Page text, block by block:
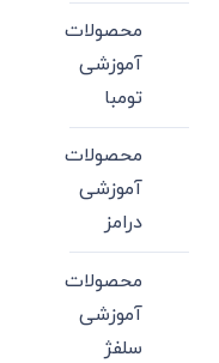
محصولات
آموزشی
تومبا
محصولات
آموزشی
درامز
محصولات
آموزشی
سلفژ